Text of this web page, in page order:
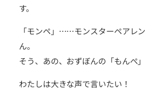
す。
「モンペ」……モンスターペアレ
ん。
そう、あの、おずぼんの「もんぺ
わたしは大きな声で言いたい！